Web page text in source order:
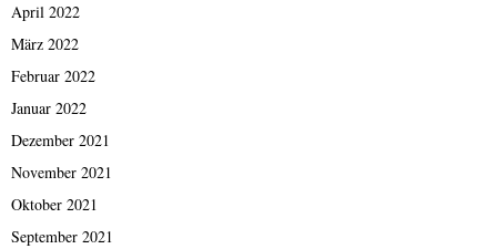
April 2022
März 2022
Februar 2022
Januar 2022
Dezember 2021
November 2021
Oktober 2021
September 2021